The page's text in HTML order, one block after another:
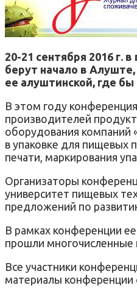
20-21 сентября 2016 г.
берут начало в
ее алуштинской, где
В этом году
производителей
оборудования компаний
в упаковке для пищевых
печати, маркирования
Организаторы
университет пищевых
предложений по
В рамках конференции
прошли многочисленные
Все участники
материалы